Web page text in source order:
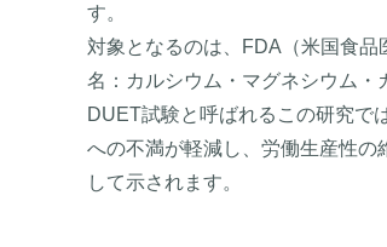
す。
対象となるのは、FDA（米国食
名：カルシウム・マグネシウム・
DUET試験と呼ばれるこの研究で
への不満が軽減し、労働生産性の
して示されます。